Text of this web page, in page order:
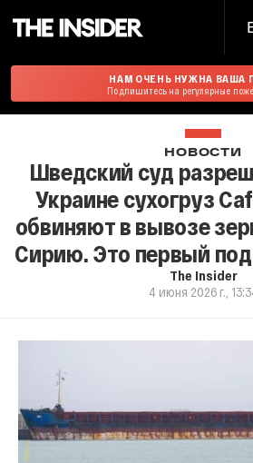
НАМ ОЧЕНЬ НУЖНА ВАША
Подпишитесь на регулярные
НОВОСТИ
Шведский суд
Украине сухогруз
обвиняют в вывозе
Сирию. Это первый
The Insider
4 июня 2026 г.,